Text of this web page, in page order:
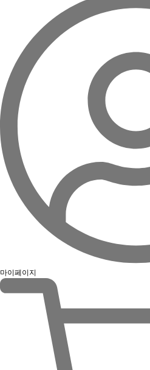
마이페이지